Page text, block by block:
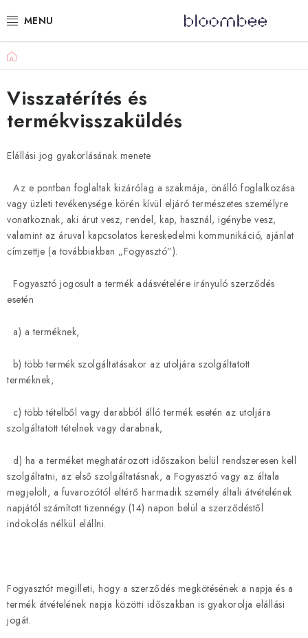
tartalomhoz
KÁDFÜRDŐZÉS
AJÁNDÉKCSOMAGOK
ZUHANYOZÁS
GYEREKEKNEK
LIMITÁLT TERMÉKEK
Ismerd meg a Bloombeet!
Kezdőlap
Visszatérítés és
termékvisszaküldés
Elállási jog gyakorlásának menete
Az e pontban foglaltak kizárólag a szakmája, önálló foglalkozása
vagy üzleti tevékenysége körén kívül eljáró természetes személyre
vonatkoznak, aki árut vesz, rendel, kap, használ, igénybe vesz,
valamint az áruval kapcsolatos kereskedelmi kommunikáció, ajánlat
címzettje (a továbbiakban „Fogyasztó”).
Fogyasztó jogosult a termék adásvételére irányuló szerződés
esetén
a) a terméknek,
b) több termék szolgáltatásakor az utoljára szolgáltatott
terméknek,
c) több tételből vagy darabból álló termék esetén az utoljára
szolgáltatott tételnek vagy darabnak,
d) ha a terméket meghatározott időszakon belül rendszeresen kell
szolgáltatni, az első szolgáltatásnak, a Fogyasztó vagy az általa
megjelölt, a fuvarozótól eltérő harmadik személy általi átvételének
napjától számított tizennégy (14) napon belül a szerződéstől
indokolás nélkül elállni.
Fogyasztót megilleti, hogy a szerződés megkötésének a napja és a
termék átvételének napja közötti időszakban is gyakorolja elállási
jogát.